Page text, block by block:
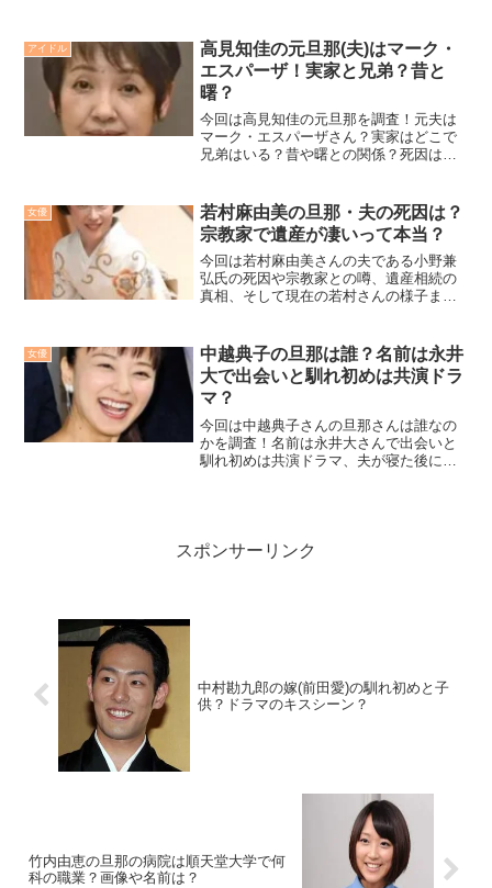
た。
アイドル
高見知佳の元旦那(夫)はマーク・
エスパーザ！実家と兄弟？昔と
曙？
今回は高見知佳の元旦那を調査！元夫は
マーク・エスパーザさん？実家はどこで
兄弟はいる？昔や曙との関係？死因は卵
女優
若村麻由美の旦那・夫の死因は？
宗教家で遺産が凄いって本当？
今回は若村麻由美さんの夫である小野兼
弘氏の死因や宗教家との噂、遺産相続の
真相、そして現在の若村さんの様子まで
女優
中越典子の旦那は誰？名前は永井
大で出会いと馴れ初めは共演ドラ
マ？
今回は中越典子さんの旦那さんは誰なの
かを調査！名前は永井大さんで出会いと
馴れ初めは共演ドラマ、夫が寝た後にだ
スポンサーリンク
中村勘九郎の嫁(前田愛)の馴れ初めと子
供？ドラマのキスシーン？
竹内由恵の旦那の病院は順天堂大学で何
科の職業？画像や名前は？